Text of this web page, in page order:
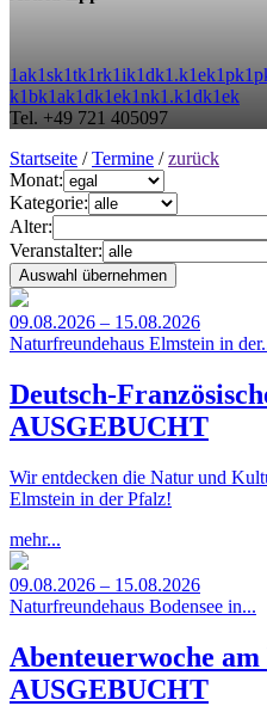
1ak1sk1tk1rk1ik1dk1 .k1ek1pk1p
k1bk1ak1dk1ek1nk1 .k1dk1ek
Tel. +49 721 405097
Startseite /Termine /zurück
Monat:
Kategorie:
Alter:
Veranstalter:
09.08.2026 – 15.08.2026
Naturfreundehaus Elmstein in
Deutsch-
AUSGEBUCHT
Wir entdecken die Natur und
Elmstein in der Pfalz!
mehr...
09.08.2026 – 15.08.2026
Naturfreundehaus Bodensee in...
Abenteuerwoche am
AUSGEBUCHT